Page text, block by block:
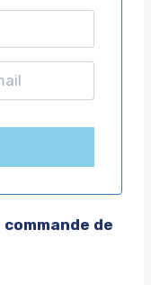
de